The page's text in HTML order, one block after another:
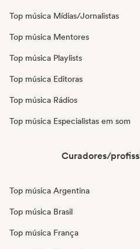
Top música Mídias/Jornalistas
Top música Mentores
Top música Playlists
Top música Editoras
Top música Rádios
Top música Especialistas em som
Curadores/
Top música Argentina
Top música Brasil
Top música França